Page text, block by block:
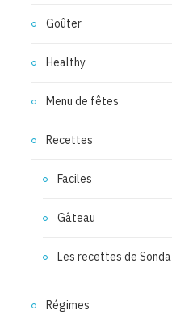
Goûter
Healthy
Menu de fêtes
Recettes
Faciles
Gâteau
Les recettes de Sonda
Régimes